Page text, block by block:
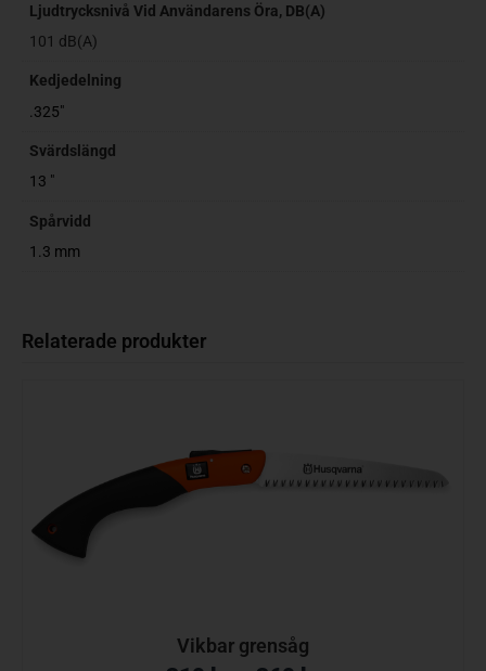
Ljudtrycksnivå Vid Användarens Öra, DB(A)
101 dB(A)
Kedjedelning
.325"
Svärdslängd
13 "
Spårvidd
1.3 mm
Relaterade produkter
Vikbar grensåg